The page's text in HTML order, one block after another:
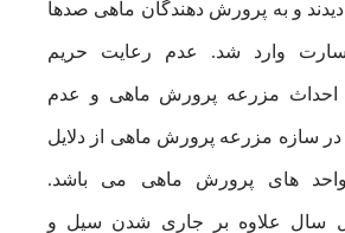
و به پرورش دهندگان ماهی صدها
خسارت وارد شد. عدم رعایت حریم
احداث مزرعه پرورش ماهی و عدم
سازه مزرعه پرورش ماهی از دلایل
های پرورش ماهی می باشد.
سال علاوه بر جاری شدن سیل و